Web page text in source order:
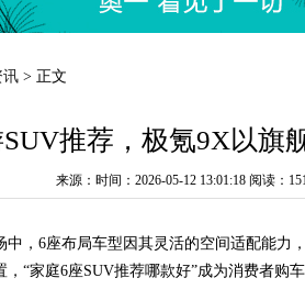
讯 > 正文
推荐，极氪9X以旗
来源：时间：2026-05-12 13:01:18 阅读：
中，6座布局车型因其灵活的空间适配能力
“家庭6座SUV推荐哪款好”成为消费者购